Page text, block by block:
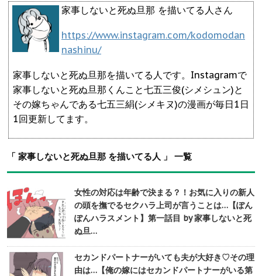
家事しないと死ぬ旦那 を描いてる人さん
https://www.instagram.com/kodomodan
nashinu/
家事しないと死ぬ旦那を描いてる人です。Instagramで
家事しないと死ぬ旦那くんこと七五三俊(シメシュン)と
その嫁ちゃんである七五三絹(シメキヌ)の漫画が毎日1日
1回更新してます。
「 家事しないと死ぬ旦那 を描いてる人 」 一覧
女性の対応は年齢で決まる？！お気に入りの新人
の頭を撫でるセクハラ上司が言うことは…【ぽん
ぽんハラスメント】第一話目 by 家事しないと死
ぬ旦…
セカンドパートナーがいても夫が大好き♡その理
由は…【俺の嫁にはセカンドパートナーがいる第